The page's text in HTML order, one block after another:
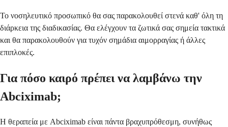
Το νοσηλευτικό προσωπικό θα σας παρακολουθεί στενά καθ' όλη τη
διάρκεια της διαδικασίας. Θα ελέγχουν τα ζωτικά σας σημεία τακτικά
και θα παρακολουθούν για τυχόν σημάδια αιμορραγίας ή άλλες
επιπλοκές.
Για πόσο καιρό πρέπει να λαμβάνω την
Abciximab;
Η θεραπεία με Abciximab είναι πάντα βραχυπρόθεσμη, συνήθως